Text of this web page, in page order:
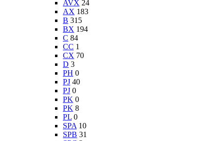
AVX 24
AX 183
B 315
BX 194
C 84
CC 1
CX 70
D 3
PH 0
PJ 40
PJ 0
PK 0
PK 8
PL 0
SPA 10
SPB 31